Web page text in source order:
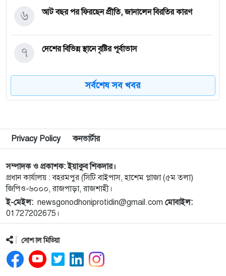
আট বছর পর ফিরছেন প্রীতি, জানালেন বিরতির কারণ
৬
দেশের বিভিন্ন স্থানে বৃষ্টির পূর্বাভাস
৭
নগরীর উন্নয়নমূলক কাজের অগ্রগতি পর্যালোচনা সভায়
রাসিক প্রশাসক
সমাপনী অনুষ্ঠিত
৯
নিয়ামতপুরে বাড়ির বাইরে পড়েছিল যুবকের মরদেহ, গলায়
আঘাতের চিহ্ন
১০
ব্যালিস্টিক ক্ষেপণাস্ত্রের পরীক্ষা চালিয়েছে উত্তর কোরিয়া
১১
পাকিস্তানে পুলিশ স্টেশনে ধর্ষণ, ৭৮ কর্মকর্তা-সদস্যের
সবাইকে অব্যাহতি
১২
সর্বশেষ সব খবর
Privacy Policy কনভার্টার
সম্পাদক ও প্রকাশক: ইয়াকুব শিকদার।
প্রধান কার্যালয় : বহরমপুর (সিটি বাইপাস, হাশেম প্লাজা (৫ম তলা)
জিপিও-৬০০০, রাজপাড়া, রাজশাহী।
ই-মেইল: newsgonodhoniprotidin@gmail.com মোবাইল:
01727202675।
সোশ্যাল মিডিয়া